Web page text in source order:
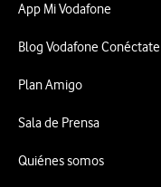
App Mi Vodafone
Blog Vodafone Conéctate
Plan Amigo
Sala de Prensa
Quiénes somos